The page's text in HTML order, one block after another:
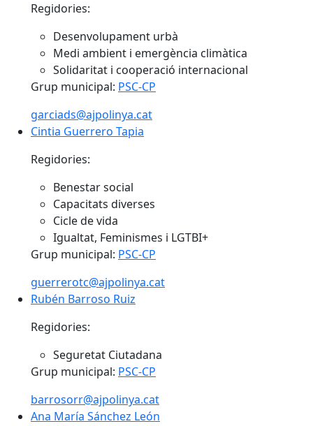
Regidories:
Desenvolupament urbà
Medi ambient i emergència climàtica
Solidaritat i cooperació internacional
Grup municipal: PSC-CP
garciads@ajpolinya.cat
Cintia Guerrero Tapia
Cintia Guerrero Tapia
Regidories:
Benestar social
Capacitats diverses
Cicle de vida
Igualtat, Feminismes i LGTBI+
Grup municipal: PSC-CP
guerrerotc@ajpolinya.cat
Rubén Barroso Ruiz
Rubén Barroso Ruiz
Regidories:
Seguretat Ciutadana
Grup municipal: PSC-CP
barrosorr@ajpolinya.cat
Ana María Sánchez León
Ana María Sánchez León